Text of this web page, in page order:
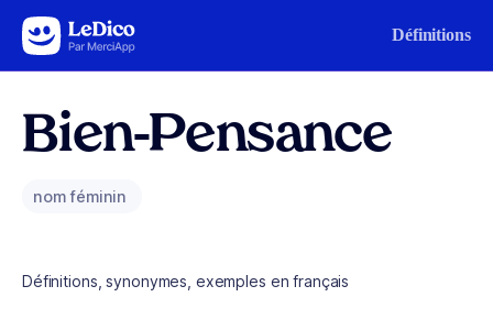
Aller au contenu Définitions
Bien-Pensance
nom féminin
Définitions, synonymes, exemples en français